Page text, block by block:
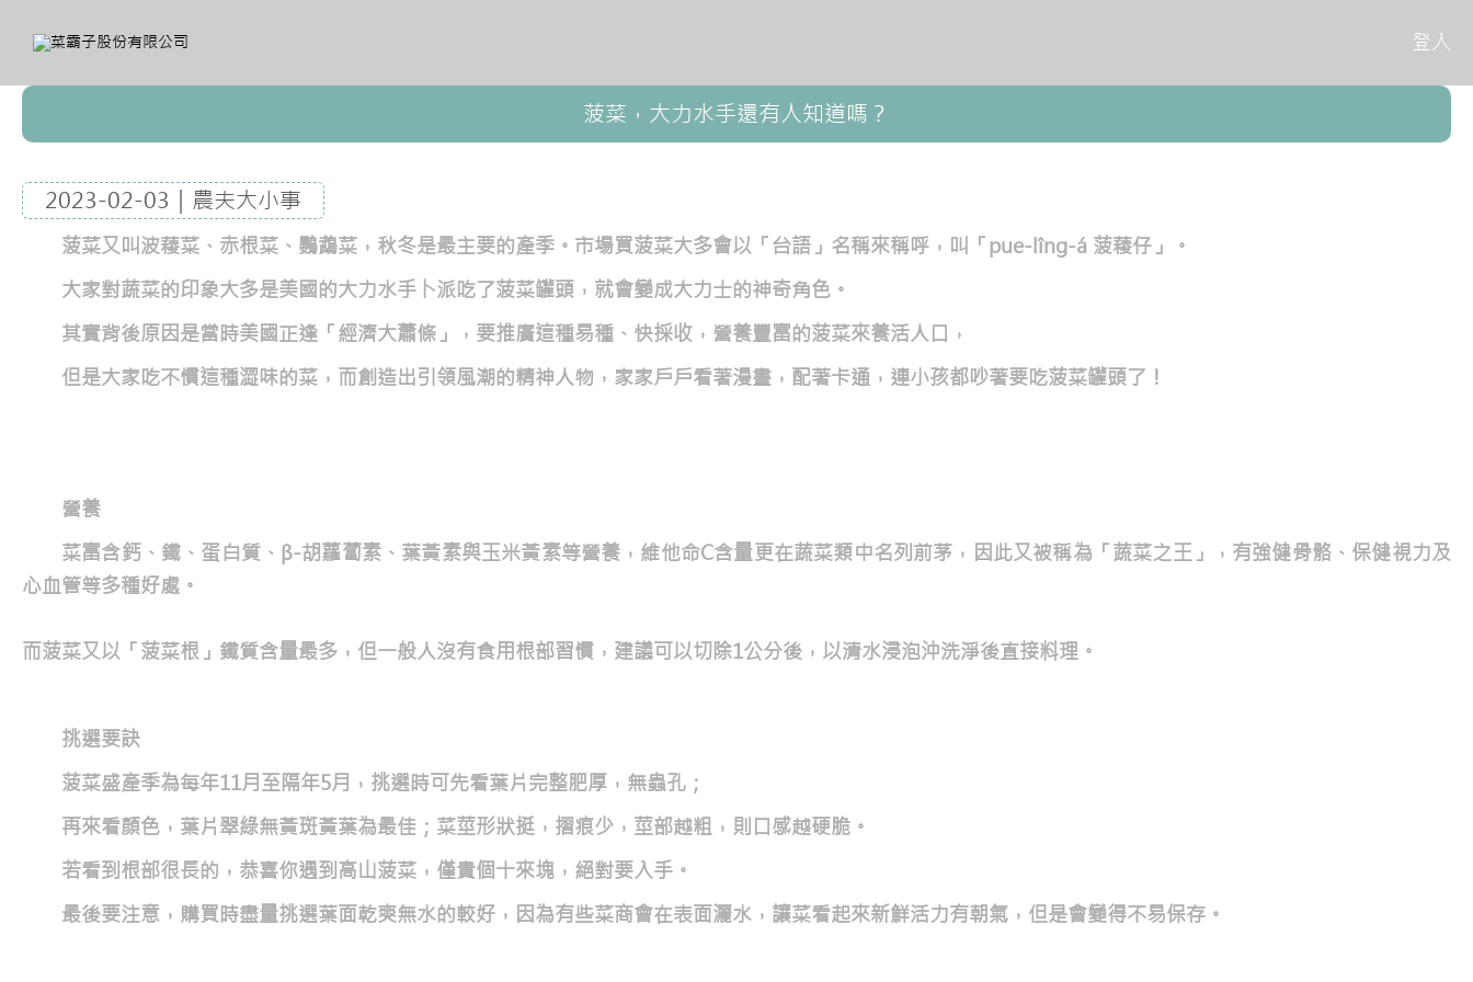
登入
菠菜，大力水手還有人知道嗎？
2023-02-03｜農夫大小事
菠菜又叫波薐菜、赤根菜、鸚鵡菜，秋冬是最主要的產季。市場買菠菜大多會以「台語」名稱來稱呼，叫「pue-lîng-á 菠薐仔」。
大家對蔬菜的印象大多是美國的大力水手卜派吃了菠菜罐頭，就會變成大力士的神奇角色。
其實背後原因是當時美國正逢「經濟大蕭條」，要推廣這種易種、快採收，營養豐富的菠菜來養活人口，
但是大家吃不慣這種澀味的菜，而創造出引領風潮的精神人物，家家戶戶看著漫畫，配著卡通，連小孩都吵著要吃菠菜罐頭了！
營養
菜富含鈣、鐵、蛋白質、β-胡蘿蔔素、葉黃素與玉米黃素等營養，維他命C含量更在蔬菜類中名列前茅，因此又被稱為「蔬菜之王」，有強健骨骼、保健視力及
心血管等多種好處。
而菠菜又以「菠菜根」鐵質含量最多，但一般人沒有食用根部習慣，建議可以切除1公分後，以清水浸泡沖洗淨後直接料理。
挑選要訣
菠菜盛產季為每年11月至隔年5月，挑選時可先看葉片完整肥厚，無蟲孔；
再來看顏色，葉片翠綠無黃斑黃葉為最佳；菜莖形狀挺，摺痕少，莖部越粗，則口感越硬脆。
若看到根部很長的，恭喜你遇到高山菠菜，僅貴個十來塊，絕對要入手。
最後要注意，購買時盡量挑選葉面乾爽無水的較好，因為有些菜商會在表面灑水，讓菜看起來新鮮活力有朝氣，但是會變得不易保存。